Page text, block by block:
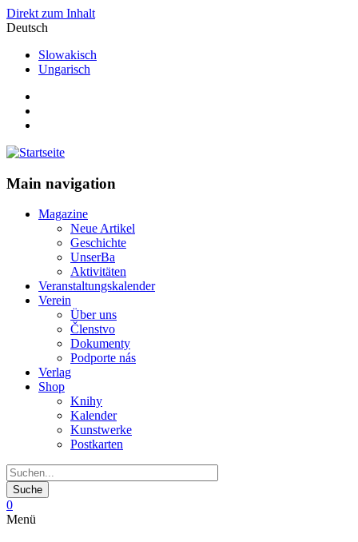
Direkt zum Inhalt
Deutsch
Slowakisch
Ungarisch
Main navigation
Magazine
Neue Artikel
Geschichte
UnserBa
Aktivitäten
Veranstaltungskalender
Verein
Über uns
Členstvo
Dokumenty
Podporte nás
Verlag
Shop
Knihy
Kalender
Kunstwerke
Postkarten
0
Menü